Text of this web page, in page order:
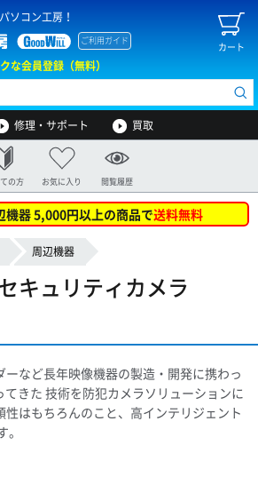
ソコン工房！
カート
ご利用ガイド
な会員登録（無料）
修理・サポート 買取
の方 お気に入り 閲覧履歴
機器 5,000円以上の商品で送料無料
周辺機器
キュリティカメラ
ーなど長年映像機器の製造・開発に携わっ
きた 技術を防犯カメラソリューションに
性はもちろんのこと、高インテリジェント